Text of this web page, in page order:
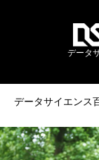
データ
データサイエンス